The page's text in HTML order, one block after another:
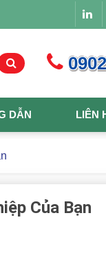
DẪN LIÊN
Của Bạn